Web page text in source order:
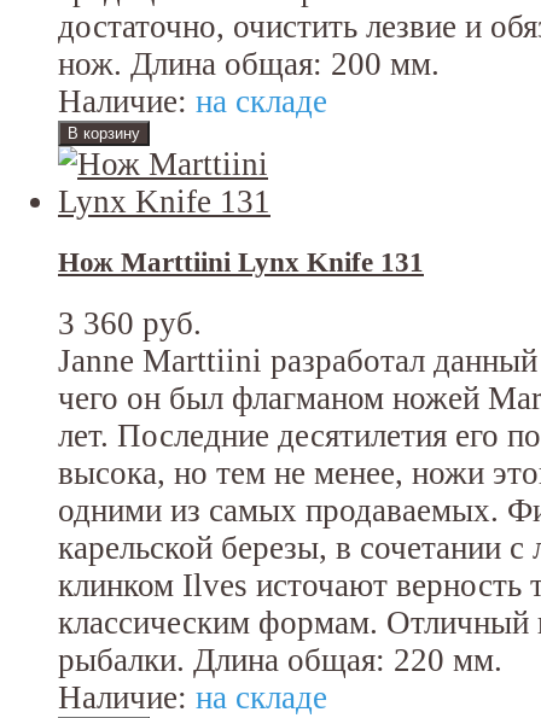
достаточно, очистить лезвие и
нож. Длина общая: 200 мм.
Наличие: на складе
Нож Marttiini Lynx Knife 131
3 360 руб.
Janne Marttiini разработал
чего он был флагманом ножей
лет. Последние десятилетия его
высока, но тем не менее, ножи
одними из самых продаваемых.
карельской березы, в сочетании
клинком Ilves источают верность
классическим формам. Отличный
рыбалки. Длина общая: 220 мм.
Наличие: на складе